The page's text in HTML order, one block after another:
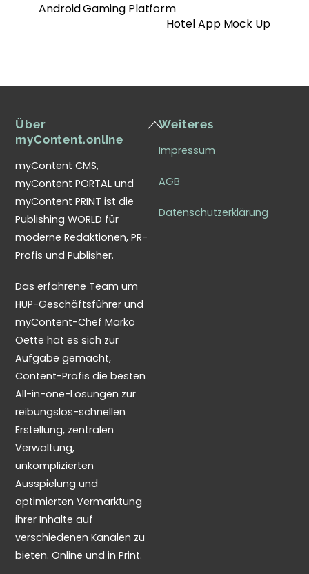
Android Gaming Platform
Hotel App Mock Up
Back
Top
Über
myContent.online
myContent CMS,
myContent PORTAL und
myContent PRINT ist die
Publishing WORLD für
moderne Redaktionen, PR-
Profis und Publisher.
Das erfahrene Team um
HUP-Geschäftsführer und
myContent-Chef Marko
Oette hat es sich zur
Aufgabe gemacht,
Content-Profis die besten
All-in-one-Lösungen zur
reibungslos-schnellen
Erstellung, zentralen
Verwaltung,
unkomplizierten
Ausspielung und
optimierten Vermarktung
ihrer Inhalte auf
verschiedenen Kanälen zu
bieten. Online und in Print.
Weiteres
Impressum
AGB
Datenschutzerklärung